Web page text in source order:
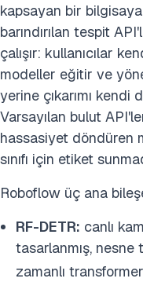
kapsayan bir
barındırılan tespit
çalışır: kullanıcılar
modeller eğitir ve
yerine çıkarımı kendi
Varsayılan bulut
hassasiyet döndüren
sınıfı için etiket
Roboflow üç ana
RF-DETR: canlı
tasarlanmış,
zamanlı